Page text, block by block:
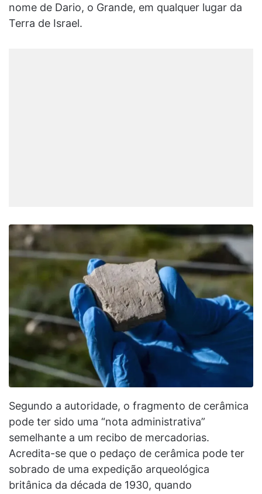
nome de Dario, o Grande, em qualquer lugar da
Terra de Israel.
Segundo a autoridade, o fragmento de cerâmica
pode ter sido uma “nota administrativa”
semelhante a um recibo de mercadorias.
Acredita-se que o pedaço de cerâmica pode ter
sobrado de uma expedição arqueológica
britânica da década de 1930, quando